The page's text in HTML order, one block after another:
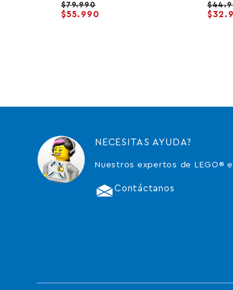
79.990
55.990
NECESITAS AYUDA?
Nuestros expertos de LEGO®
Contáctanos